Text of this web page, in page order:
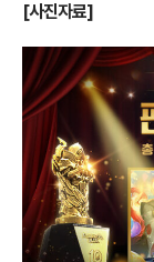
[사진자료]